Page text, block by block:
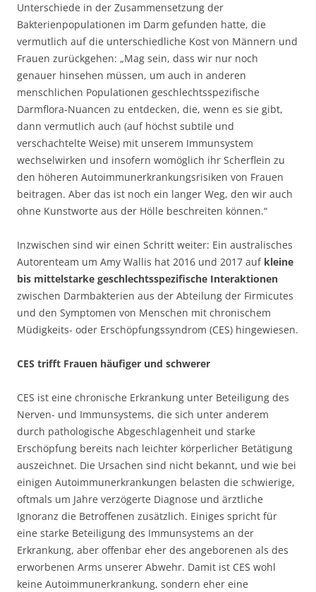
Unterschiede in der Zusammensetzung der
Bakterienpopulationen im Darm gefunden hatte, die
vermutlich auf die unterschiedliche Kost von Männern und
Frauen zurückgehen: „Mag sein, dass wir nur noch
genauer hinsehen müssen, um auch in anderen
menschlichen Populationen geschlechtsspezifische
Darmflora-Nuancen zu entdecken, die, wenn es sie gibt,
dann vermutlich auch (auf höchst subtile und
verschachtelte Weise) mit unserem Immunsystem
wechselwirken und insofern womöglich ihr Scherflein zu
den höheren Autoimmunerkrankungsrisiken von Frauen
beitragen. Aber das ist noch ein langer Weg, den wir auch
ohne Kunstworte aus der Hölle beschreiten können.“
Inzwischen sind wir einen Schritt weiter: Ein australisches
Autorenteam um Amy Wallis hat 2016 und 2017 auf kleine
bis mittelstarke geschlechtsspezifische Interaktionen
zwischen Darmbakterien aus der Abteilung der Firmicutes
und den Symptomen von Menschen mit chronischem
Müdigkeits- oder Erschöpfungssyndrom (CES) hingewiesen.
CES trifft Frauen häufiger und schwerer
CES ist eine chronische Erkrankung unter Beteiligung des
Nerven- und Immunsystems, die sich unter anderem
durch pathologische Abgeschlagenheit und starke
Erschöpfung bereits nach leichter körperlicher Betätigung
auszeichnet. Die Ursachen sind nicht bekannt, und wie bei
einigen Autoimmunerkrankungen belasten die schwierige,
oftmals um Jahre verzögerte Diagnose und ärztliche
Ignoranz die Betroffenen zusätzlich. Einiges spricht für
eine starke Beteiligung des Immunsystems an der
Erkrankung, aber offenbar eher des angeborenen als des
erworbenen Arms unserer Abwehr. Damit ist CES wohl
keine Autoimmunerkrankung, sondern eher eine